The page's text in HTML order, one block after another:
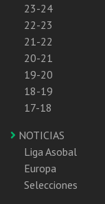
23-24
22-23
21-22
20-21
19-20
18-19
17-18
NOTICIAS
Liga Asobal
Europa
Selecciones